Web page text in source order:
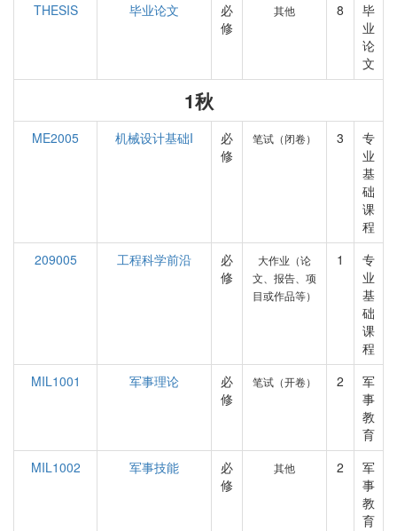
THESIS 毕业论文
必
修
其他 8
毕
业
论
文
1秋
ME2005 机械设计基础I
必
修
笔试（闭卷） 3
专
业
基
础
课
程
209005
工程科学前沿
必
修
大作业（论
文、报告、项
目或作品等）
1
专
业
基
础
课
程
MIL1001
军事理论
必
修
笔试（开卷） 2
军
事
教
育
MIL1002
军事技能
必
修
其他 2
军
事
教
育